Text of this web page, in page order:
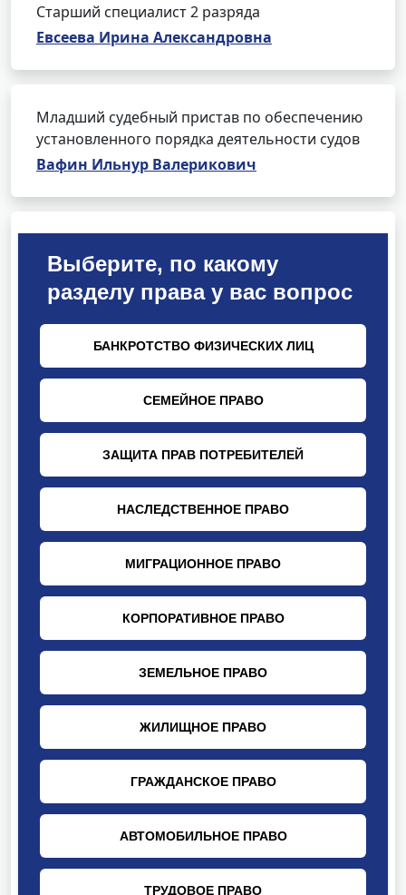
Старший специалист 2 разряда
Евсеева Ирина Александровна
Младший судебный пристав по обеспечению
установленного порядка деятельности судов
Вафин Ильнур Валерикович